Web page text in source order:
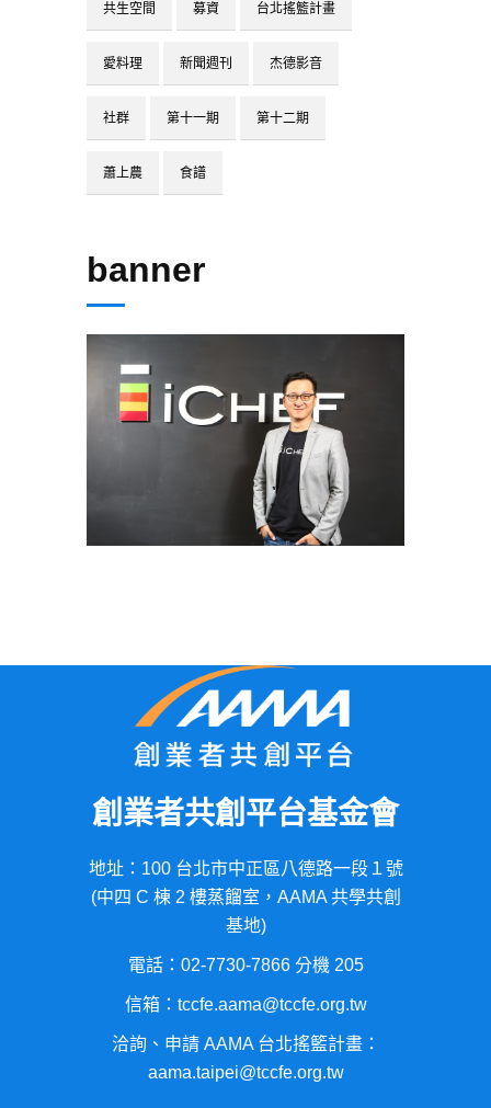
共生空間 募資 台北搖籃計畫
愛料理 新聞週刊 杰德影音
社群 第十一期 第十二期
蕭上農 食譜
banner
創業者共創平台基金會
地址：100 台北市中正區八德路一段１號
(中四 C 棟 2 樓蒸餾室，AAMA 共學共創
基地)
電話：02-7730-7866 分機 205
信箱：tccfe.aama@tccfe.org.tw
洽詢、申請 AAMA 台北搖籃計畫：
aama.taipei@tccfe.org.tw